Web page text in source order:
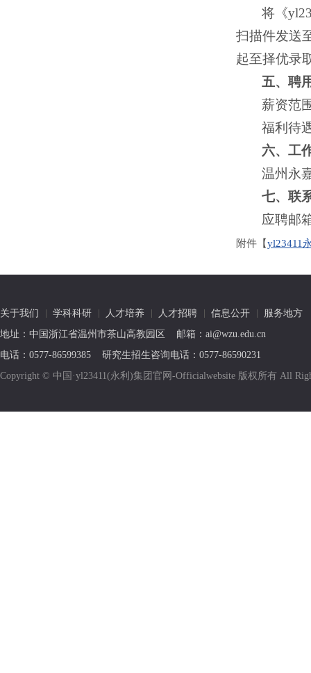
将《
扫描件发送
起至择优录
五、聘
薪资范
福利待
六、工
温州永
七、联
应聘邮
附件【yl23411
关于我们 学科科研 人才培养 人才招聘 信息公开
服务地方
地址：中国浙江省温州市茶山高教园区 邮箱：ai@wzu.edu.cn
电话：0577-86599385 研究生招生咨询电话：0577-86590231
Copyright © 中国·yl23411(永利)集团官网-Officialwebsite 版权所有 All